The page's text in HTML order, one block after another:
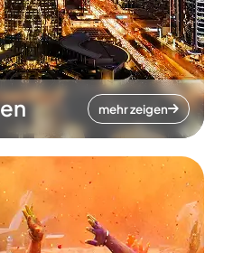
mehr zeigen